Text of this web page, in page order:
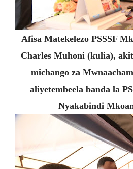
Afisa Matekelezo PSSSF
Charles Muhoni (kulia),
michango za
aliyetembeela banda la
Nyakabindi